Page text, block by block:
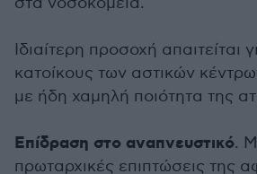
Ιδιαίτερη προσοχή απαιτείται
κατοίκους των αστικών
με ήδη χαμηλή ποιότητα της
Επίδραση στο αναπνευστικό.
πρωταρχικές επιπτώσεις της